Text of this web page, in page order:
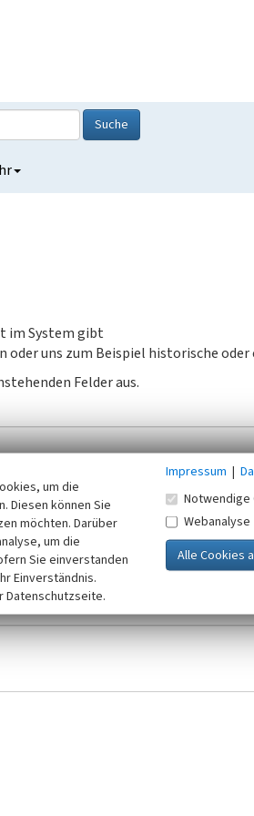
Suche
im System gibt
uns zum Beispiel historische oder
Felder aus.
ausschließlich im Rahmen der KuLaDig-
Datenschutzgesetzes NRW und der seit
Hinweise zumDatenschutz
um die
Diesen können Sie
möchten. Darüber
um die
Sie einverstanden
Einverständnis.
Datenschutzseite.
Impressum |
Notwendige
Webanalyse